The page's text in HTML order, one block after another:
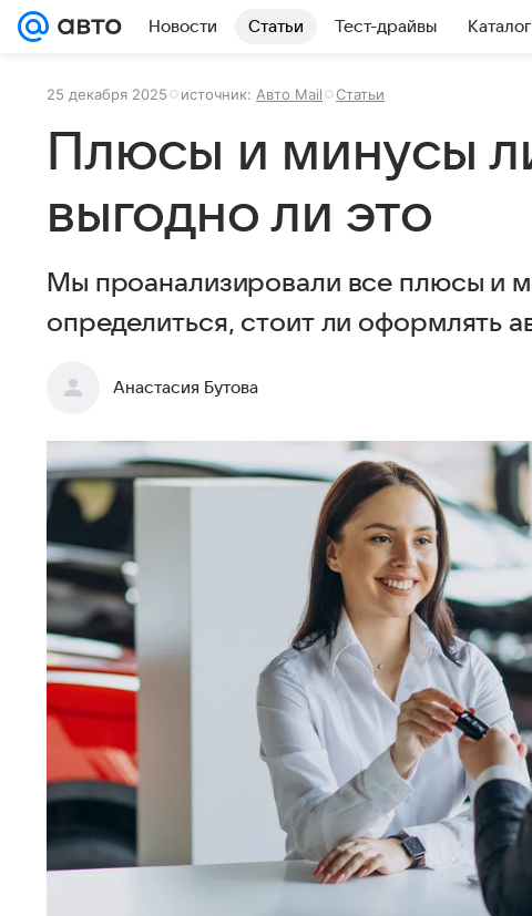
Новости Статьи Тест-драйвы Каталог
25 декабря 2025 источник: Авто Mail Статьи
Плюсы и минусы
выгодно ли это
Мы проанализировали все плюсы и
определиться, стоит ли оформлять
Анастасия Бутова